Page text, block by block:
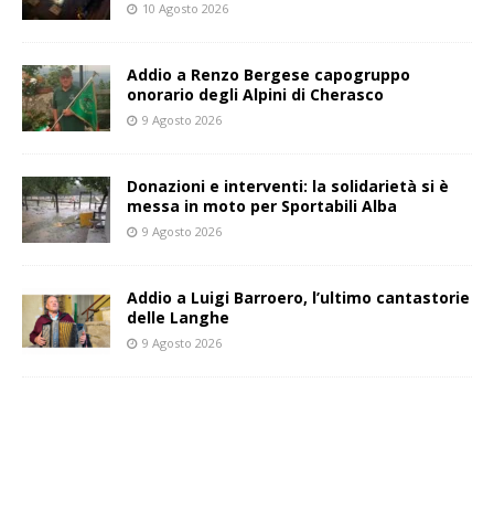
10 Agosto 2026
Addio a Renzo Bergese capogruppo
onorario degli Alpini di Cherasco
9 Agosto 2026
Donazioni e interventi: la solidarietà si è
messa in moto per Sportabili Alba
9 Agosto 2026
Addio a Luigi Barroero, l’ultimo cantastorie
delle Langhe
9 Agosto 2026